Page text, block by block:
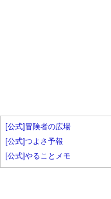
[公式]冒険者の広場
[公式]つよさ予報
[公式]やることメモ